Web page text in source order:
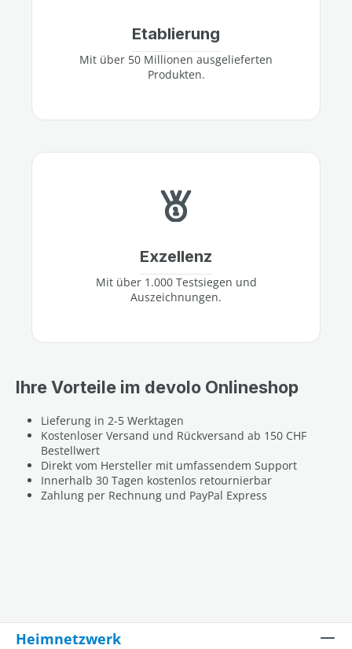
Etablierung
Mit über 50 Millionen ausgelieferten
Produkten.
Exzellenz
Mit über 1.000 Testsiegen und
Auszeichnungen.
Ihre Vorteile im devolo Onlineshop
Lieferung in 2-5 Werktagen
Kostenloser Versand und Rückversand ab 150 CHF
Bestellwert
Direkt vom Hersteller mit umfassendem Support
Innerhalb 30 Tagen kostenlos retournierbar
Zahlung per Rechnung und PayPal Express
Heimnetzwerk